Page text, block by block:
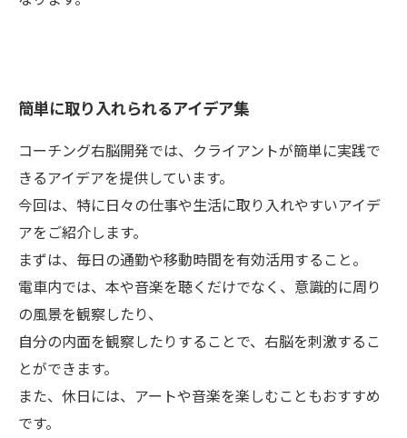
簡単に取り入れられるアイデア集
コーチング右脳開発では、クライアントが簡単に実践で
きるアイデアを提供しています。
今回は、特に日々の仕事や生活に取り入れやすいアイデ
アをご紹介します。
まずは、毎日の通勤や移動時間を有効活用すること。
電車内では、本や音楽を聴くだけでなく、意識的に周り
の風景を観察したり、
自分の内面を観察したりすることで、右脳を刺激するこ
とができます。
また、休日には、アートや音楽を楽しむこともおすすめ
です。